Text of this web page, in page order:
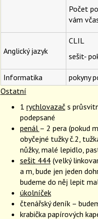
Počet
vám
Anglický jazyk
CLIL
sešit-
Informatika
pokyny
Ostatní
1 rychlovazačs
podepsané
penál – 2 pera (pokud
obyčejné tužky č.2,
nůžky, malé lepidlo,
sešit 444(velký
a m, bude jen jeden
budeme do něj lepit
úkolníček
čtenářský deník –
krabička papírových